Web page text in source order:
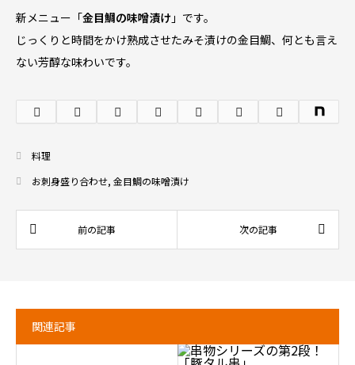
新メニュー「金目鯛の味噌漬け 」です。
じっくりと時間をかけ熟成させたみそ漬けの金目鯛、何とも言え
ない芳醇な味わいです。
料理
お刺身盛り合わせ, 金目鯛の味噌漬け
関連記事